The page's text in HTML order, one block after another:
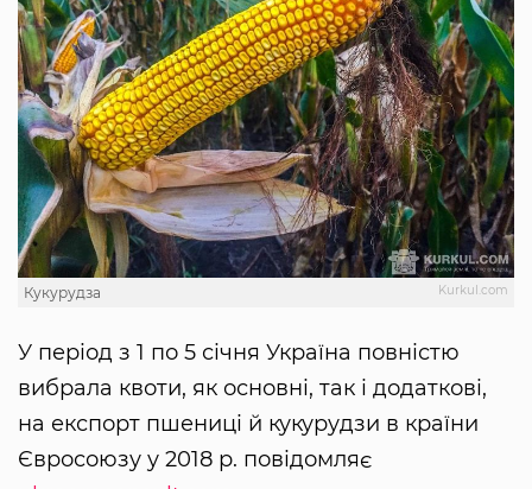
Kurkul.com
Кукурудза
У період з 1 по 5 січня Україна повністю
вибрала квоти, як основні, так і додаткові,
на експорт пшениці й кукурудзи в країни
Євросоюзу у 2018 р. повідомляє